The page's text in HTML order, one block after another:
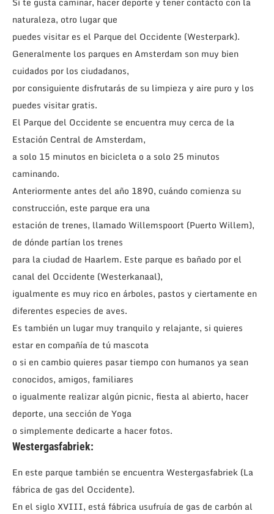
naturaleza, otro lugar que
puedes visitar es el Parque del Occidente (Westerpark).
Generalmente los parques en Amsterdam son muy bien
cuidados por los ciudadanos,
por consiguiente disfrutarás de su limpieza y aire puro y los
puedes visitar gratis.
El Parque del Occidente se encuentra muy cerca de la
Estación Central de Amsterdam,
a solo 15 minutos en bicicleta o a solo 25 minutos
caminando.
Anteriormente antes del año 1890, cuándo comienza su
construcción, este parque era una
estación de trenes, llamado Willemspoort (Puerto Willem),
de dónde partían los trenes
para la ciudad de Haarlem. Este parque es bañado por el
canal del Occidente (Westerkanaal),
igualmente es muy rico en árboles, pastos y ciertamente en
diferentes especies de aves.
Es también un lugar muy tranquilo y relajante, si quieres
estar en compañía de tú mascota
o si en cambio quieres pasar tiempo con humanos ya sean
conocidos, amigos, familiares
o igualmente realizar algún picnic, fiesta al abierto, hacer
deporte, una sección de Yoga
o simplemente dedicarte a hacer fotos.
Westergasfabriek:
En este parque también se encuentra Westergasfabriek (La
fábrica de gas del Occidente).
En el siglo XVIII, está fábrica usufruía de gas de carbón al